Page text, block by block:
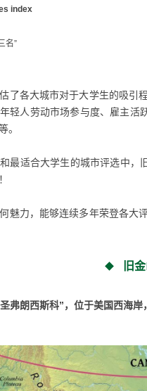
index
名”
了各大城市对于大学生的吸引
轻人劳动市场参与度、雇主
。
最适合大学生的城市评选中，
魅力，能够连续多年荣登各大
旧
圣弗朗西斯科”，位于美国西海